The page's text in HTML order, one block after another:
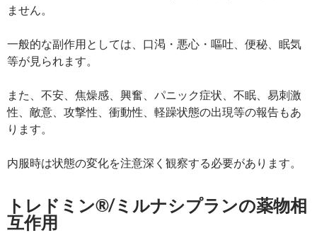
ません。
一般的な副作用としては、口渇・悪心・嘔吐、便秘、眠気
等が見られます。
また、不安、焦燥感、興奮、パニック症状、不眠、易刺激
性、敵意、攻撃性、衝動性、軽躁状態の出現等の報告もあ
ります。
内服時は状態の変化を注意深く観察する必要があります。
トレドミン®/ミルナシプランの薬物相
互作用